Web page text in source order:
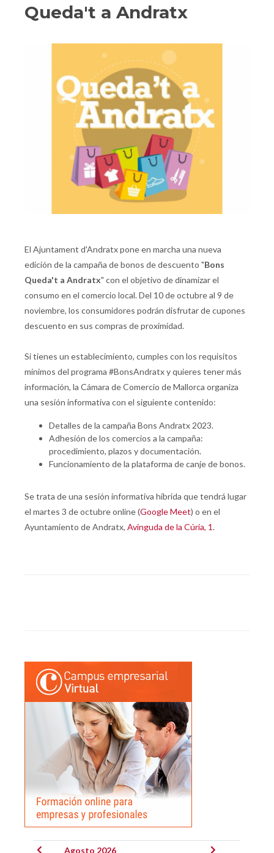
Queda't a Andratx
El Ajuntament d'Andratx pone en marcha una nueva
edición de la campaña de bonos de descuento "Bons
Queda't a Andratx" con el objetivo de dinamizar el
consumo en el comercio local. Del 10 de octubre al 9 de
noviembre, los consumidores podrán disfrutar de cupones
descuento en sus compras de proximidad.
Si tienes un establecimiento, cumples con los requisitos
mínimos del programa #BonsAndratx y quieres tener más
información, la Cámara de Comercio de Mallorca organiza
una sesión informativa con el siguiente contenido:
Detalles de la campaña Bons Andratx 2023.
Adhesión de los comercios a la campaña:
procedimiento, plazos y documentación.
Funcionamiento de la plataforma de canje de bonos.
Se trata de una sesión informativa híbrida que tendrá lugar
el martes 3 de octubre online (Google Meet) o en el
Ayuntamiento de Andratx, Avinguda de la Cúria, 1.
Agosto 2026